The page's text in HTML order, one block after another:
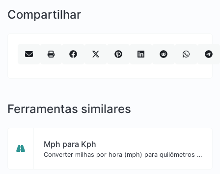
Compartilhar
Ferramentas similares
Mph para Kph
Converter milhas por hora (mph) para quilômetros por hora (kph) com facilidade.